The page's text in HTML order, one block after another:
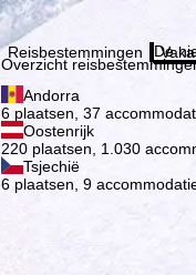
Reisbestemmingen
Overzicht
Andorra
6 plaatsen, 37
Oostenrijk
220 plaatsen, 1.030
Tsjechië
6 plaatsen, 9
De